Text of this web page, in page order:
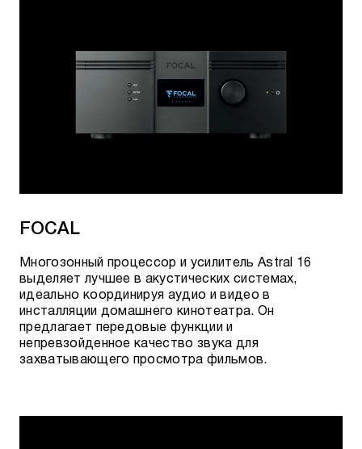
FOCAL
Многозонный процессор и усилитель Astral 16
выделяет лучшее в акустических системах,
идеально координируя аудио и видео в
инсталляции домашнего кинотеатра. Он
предлагает передовые функции и
непревзойденное качество звука для
захватывающего просмотра фильмов.